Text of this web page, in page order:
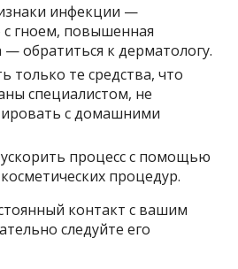
инфекции —
с гноем, повышенная
— обратиться к дерматологу.
только те средства, что
специалистом, не
с домашними
процесс с помощью
процедур.
контакт с вашим
следуйте его